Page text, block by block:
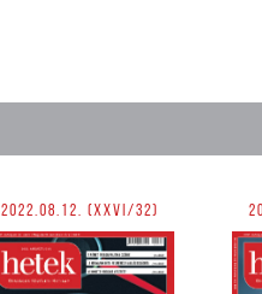
2022.08.12. (XXVI/32)